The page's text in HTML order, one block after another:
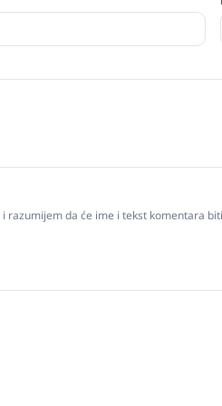
i razumijem da će ime i tekst komentara